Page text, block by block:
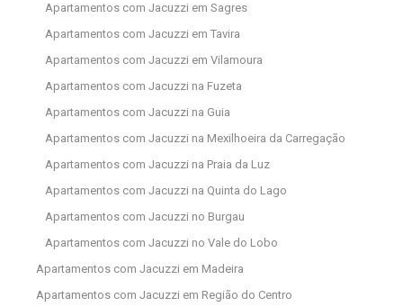
Apartamentos com Jacuzzi em Sagres
Apartamentos com Jacuzzi em Tavira
Apartamentos com Jacuzzi em Vilamoura
Apartamentos com Jacuzzi na Fuzeta
Apartamentos com Jacuzzi na Guia
Apartamentos com Jacuzzi na Mexilhoeira da Carregação
Apartamentos com Jacuzzi na Praia da Luz
Apartamentos com Jacuzzi na Quinta do Lago
Apartamentos com Jacuzzi no Burgau
Apartamentos com Jacuzzi no Vale do Lobo
Apartamentos com Jacuzzi em Madeira
Apartamentos com Jacuzzi em Região do Centro